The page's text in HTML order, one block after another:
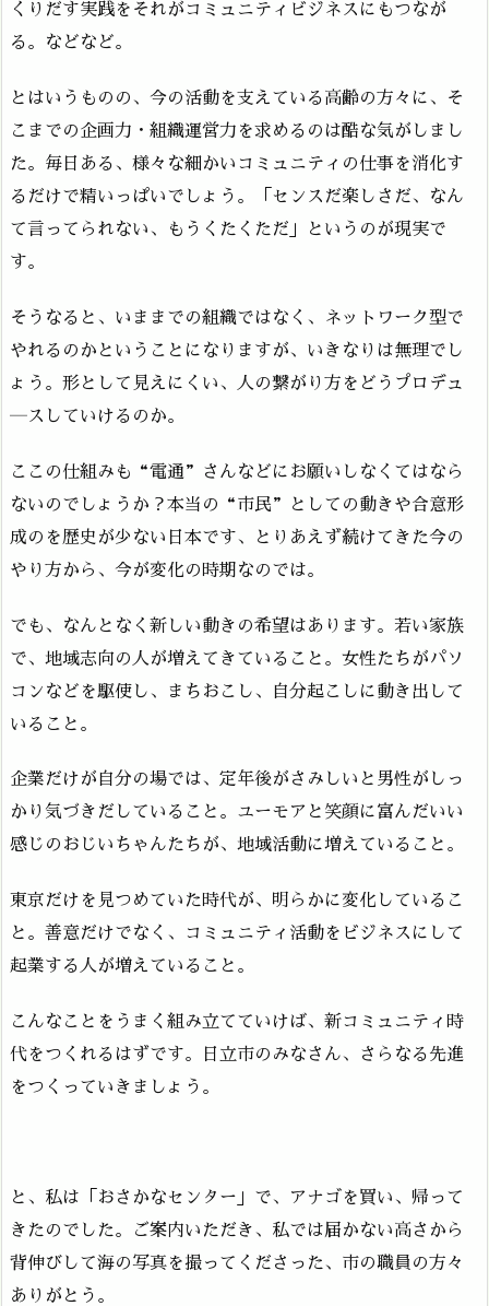
くりだす実践をそれがコミュニティビジネスにもつなが
る。などなど。
とはいうものの、今の活動を支えている高齢の方々に、そ
こまでの企画力・組織運営力を求めるのは酷な気がしまし
た。毎日ある、様々な細かいコミュニティの仕事を消化す
るだけで精いっぱいでしょう。「センスだ楽しさだ、なん
て言ってられない、もうくたくただ」というのが現実で
す。
そうなると、いままでの組織ではなく、ネットワーク型で
やれるのかということになりますが、いきなりは無理でし
ょう。形として見えにくい、人の繋がり方をどうプロデュ
―スしていけるのか。
ここの仕組みも“電通”さんなどにお願いしなくてはなら
ないのでしょうか？本当の“市民”としての動きや合意形
成のを歴史が少ない日本です、とりあえず続けてきた今の
やり方から、今が変化の時期なのでは。
でも、なんとなく新しい動きの希望はあります。若い家族
で、地域志向の人が増えてきていること。女性たちがパソ
コンなどを駆使し、まちおこし、自分起こしに動き出して
いること。
企業だけが自分の場では、定年後がさみしいと男性がしっ
かり気づきだしていること。ユーモアと笑顔に富んだいい
感じのおじいちゃんたちが、地域活動に増えていること。
東京だけを見つめていた時代が、明らかに変化しているこ
と。善意だけでなく、コミュニティ活動をビジネスにして
起業する人が増えていること。
こんなことをうまく組み立てていけば、新コミュニティ時
代をつくれるはずです。日立市のみなさん、さらなる先進
をつくっていきましょう。
と、私は「おさかなセンター」で、アナゴを買い、帰って
きたのでした。ご案内いただき、私では届かない高さから
背伸びして海の写真を撮ってくださった、市の職員の方々
ありがとう。